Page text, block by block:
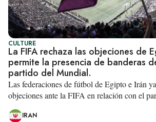
CULTURE
La FIFA rechaza las objeciones de
permite la presencia de banderas
partido del Mundial.
Las federaciones de fútbol de Egipto e Irán
objeciones ante la FIFA en relación con el
IRAN